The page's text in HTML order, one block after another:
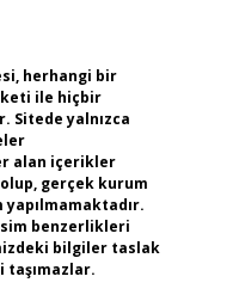
herhangi bir
ile hiçbir
Sitede yalnızca
alan içerikler
gerçek kurum
yapılmamaktadır.
benzerlikleri
bilgiler taslak